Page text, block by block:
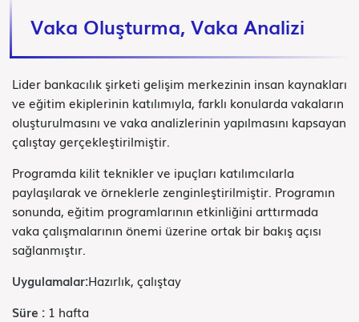
Vaka Oluşturma, Vaka Analizi
Lider bankacılık şirketi gelişim merkezinin insan kaynakları
ve eğitim ekiplerinin katılımıyla, farklı konularda vakaların
oluşturulmasını ve vaka analizlerinin yapılmasını kapsayan
çalıştay gerçekleştirilmiştir.
Programda kilit teknikler ve ipuçları katılımcılarla
paylaşılarak ve örneklerle zenginleştirilmiştir. Programın
sonunda, eğitim programlarının etkinliğini arttırmada
vaka çalışmalarının önemi üzerine ortak bir bakış açısı
sağlanmıştır.
Uygulamalar:Hazırlık, çalıştay
Süre : 1 hafta